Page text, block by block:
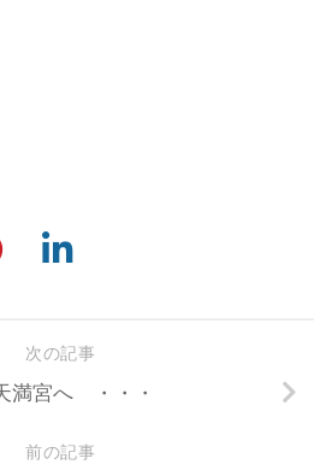
次の記事
満宮へ ・・・
前の記事